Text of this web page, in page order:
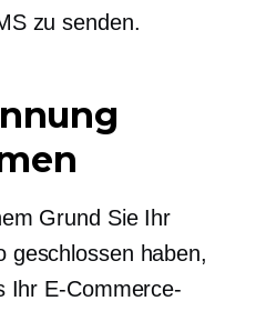
zu senden.
​​Grund Sie Ihr
geschlossen haben,
Ihr E-Commerce-